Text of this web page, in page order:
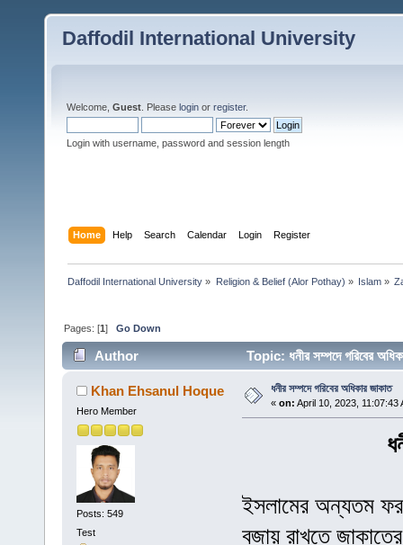
Daffodil International University
Welcome, Guest . Please login or register.
Login with username, password and session length
Home Help Search Calendar Login Register
Daffodil International University » Religion & Belief (Alor Pothay) » Islam»
Pages: [1]Go Down
Author Topic: ধনীর সম্পদে গরিবের
Khan Ehsanul Hoque
Hero Member
Posts: 549
Test
ধনীর সম্পদে গরিবের অধিকার জাকাত
« on: April 10, 2023, 11:07:43
ইসলামের অন্যতম
বজায় রাখতে